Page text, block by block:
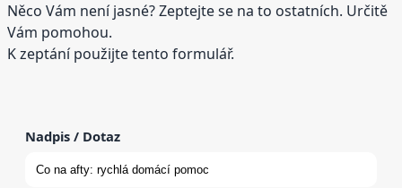
Něco Vám není jasné? Zeptejte se na to ostatních. Určitě
Vám pomohou.
K zeptání použijte tento formulář.
Nadpis / Dotaz